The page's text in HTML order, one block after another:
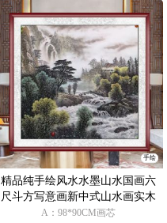
手绘
精品纯手绘风水水墨山水国画六
尺斗方写意画新中式山水画实木
画框
A：98*90CM画芯